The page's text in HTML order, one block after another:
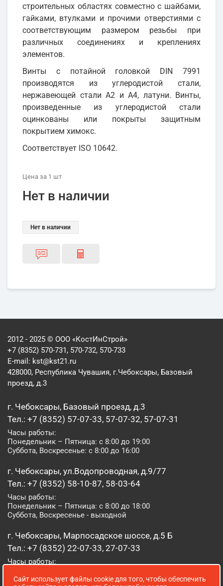
строительных областях совместно с шайбами,
гайками, втулками и прочими отверстиями с
соответствующим размером резьбы при
различных соединениях и креплениях
элементов.
Винты с потайной головкой DIN 7991
производятся из углеродистой стали,
нержавеющей стали А2 и А4, латуни. Винты,
произведенные из углеродистой стали
оцинкованы или покрыты защитным
покрытием химокс.
Соответствует ISO 10642.
Цена за 1 шт
Нет в наличии
Нет в наличии
2012 - 2025 © ООО «КостИнСтрой»
+7 (8352) 570-731, 570-732, 570-733
E-mail: kst@kst21.ru
428000, Республика Чувашия, г.Чебоксары, Базовый
проезд, д.3
г. Чебоксары, Базовый проезд, д.3
Тел.: +7 (8352) 57-07-33, 57-07-32, 57-07-31
Часы работы:
Понедельник – Пятница: с 8:00 до 19:00
Суббота, Воскресенье: с 8:00 до 16:00
г. Чебоксары, ул.Водопроводная, д.9/77
Тел.: +7 (8352) 58-10-87, 58-03-64
Часы работы:
Понедельник – Пятница: с 8:00 до 18:00
Суббота, Воскресенье - выходной
г. Чебоксары, Марпосадское шоссе, д.5 Б
Тел.: +7 (8352) 22-07-33, 27-07-33
Часы работы:
Суббота, Воскресенье: с 8:00 до 16:00
Сайт использует файлы cookie для того, чтобы обеспечить